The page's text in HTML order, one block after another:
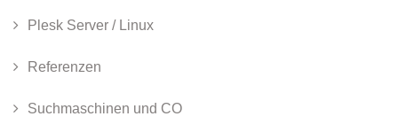
Plesk Server / Linux
Referenzen
Suchmaschinen und CO